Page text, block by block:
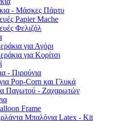
- Μάσκες Πάρτυ
Papier Mache
Φελιζόλ
για Αγόρι
για Κορίτσι
- Πιρούνια
Pop-Corn και Γλυκά
Παγωτού - Ζαχαρωτών
Frame
Μπαλόνια Latex - Kit